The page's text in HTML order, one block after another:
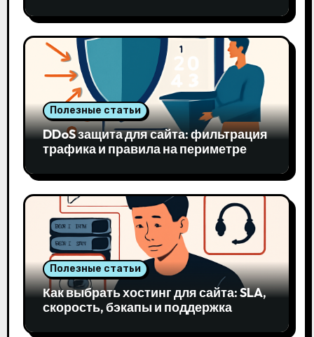
Полезные статьи
DDoS защита для сайта: фильтрация
трафика и правила на периметре
Полезные статьи
Как выбрать хостинг для сайта: SLA,
скорость, бэкапы и поддержка